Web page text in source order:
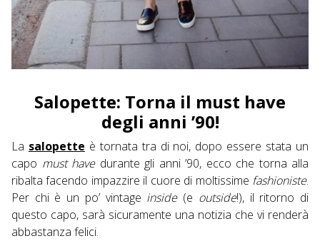
Salopette: Torna il must have
degli anni ’90!
La salopette è tornata tra di noi, dopo essere stata un
capo must havedurante gli anni ’90, ecco che torna alla
ribalta facendo impazzire il cuore di moltissime fashioniste.
Per chi è un po’ vintage inside(e outside!), il ritorno di
questo capo, sarà sicuramente una notizia che vi renderà
abbastanza felici.